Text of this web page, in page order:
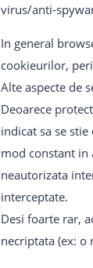
virus/anti-
In general
cookieurilor,
Alte aspecte de
Deoarece
indicat sa se
mod constant in
neautorizata
interceptate.
Desi foarte rar,
necriptata (ex: o